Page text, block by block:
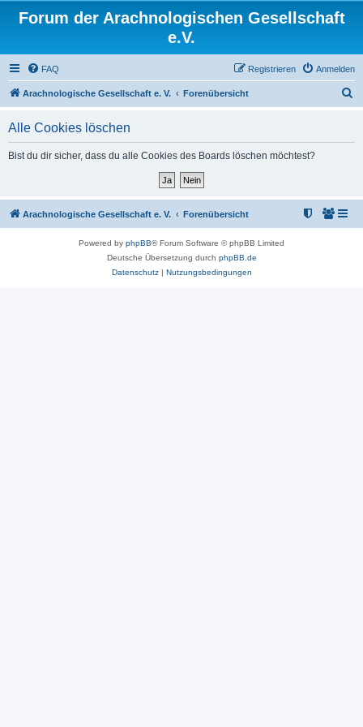
Forum der Arachnologischen Gesellschaft
e.V.
FAQ Anmelden
Registrieren
Arachnologische Gesellschaft e. V. Forenübersicht
Alle Cookies löschen
Bist du dir sicher, dass du alle Cookies des Boards löschen möchtest?
Arachnologische Gesellschaft e. V. Forenübersicht
Powered by phpBB® Forum Software © phpBB Limited
Deutsche Übersetzung durch phpBB.de
Datenschutz| Nutzungsbedingungen